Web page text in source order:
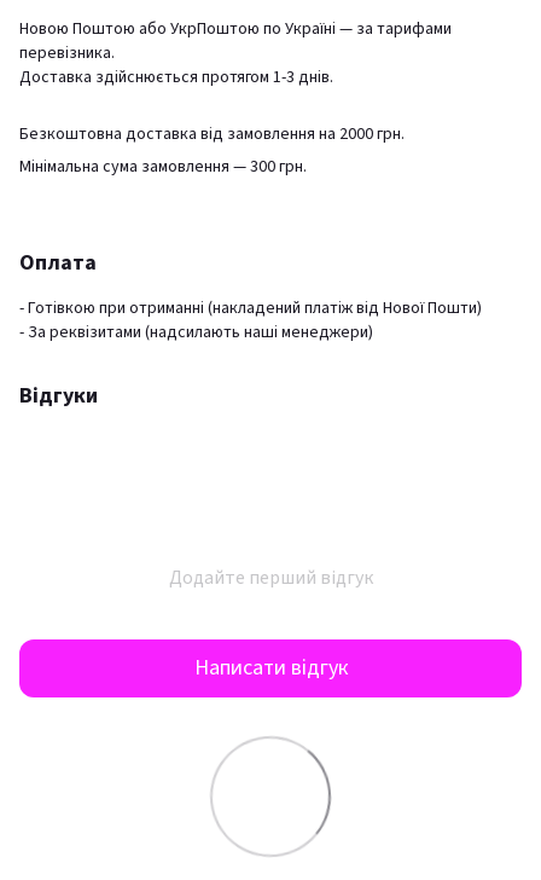
Новою Поштою або УкрПоштою по Україні — за тарифами
перевізника.
Доставка здійснюється протягом 1-3 днів.
Безкоштовна доставка від замовлення на 2000 грн.
Мінімальна сума замовлення — 300 грн.
Оплата
- Готівкою при отриманні (накладений платіж від Нової Пошти)
- За реквізитами (надсилають наші менеджери)
Відгуки
Додайте перший відгук
Написати відгук